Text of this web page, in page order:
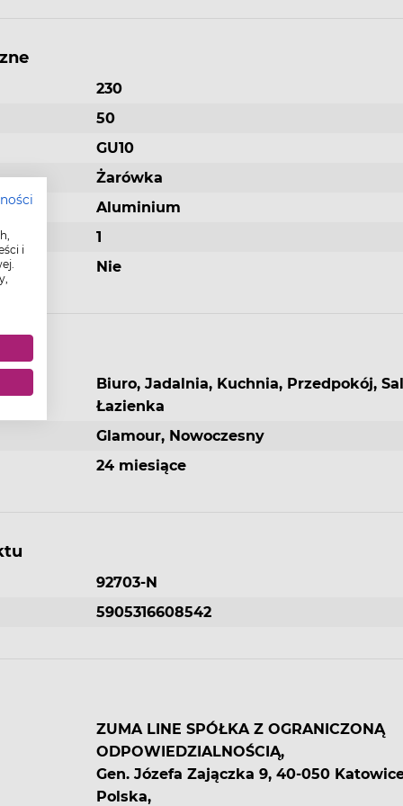
W
230
50
GU10
Żarówka
Aluminium
1
Nie
Biuro, Jadalnia, Kuchnia, Przedpokój,
Łazienka
Glamour, Nowoczesny
24 miesiące
92703-N
5905316608542
ZUMA LINE SPÓŁKA Z OGRANICZONĄ
ODPOWIEDZIALNOŚCIĄ,
Gen. Józefa Zajączka 9, 40-050
Polska,
i